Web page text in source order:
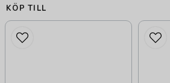
KÖP TILL